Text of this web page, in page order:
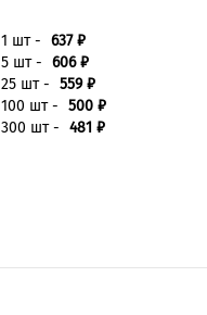
1 шт - 637 ₽
5 шт - 606 ₽
25 шт - 559 ₽
100 шт - 500 ₽
300 шт - 481 ₽